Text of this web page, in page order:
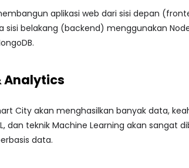
aplikasi web dari sisi depan
sisi belakang (backend) menggunakan
Analytics
City akan menghasilkan banyak data,
dan teknik Machine Learning akan sangat
data.